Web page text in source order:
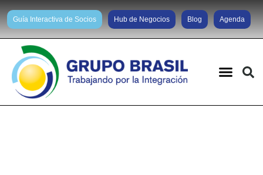
Guía Interactiva de Socios Hub de Negocios Blog Agenda